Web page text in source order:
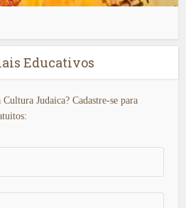
Educativos
Judaica? Cadastre-se para